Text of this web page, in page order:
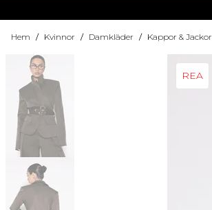
Hem / Kvinnor / Damkläder / Kappor & Jackor
REA